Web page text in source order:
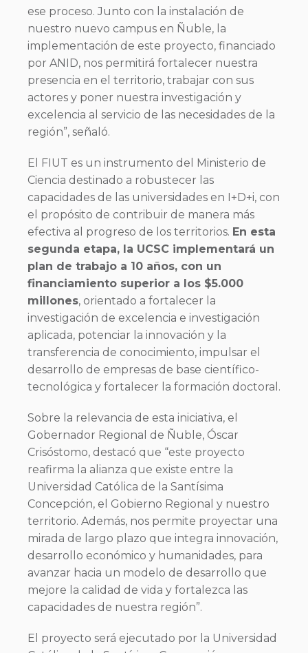
ese proceso. Junto con la instalación de
nuestro nuevo campus en Ñuble, la
implementación de este proyecto, financiado
por ANID, nos permitirá fortalecer nuestra
presencia en el territorio, trabajar con sus
actores y poner nuestra investigación y
excelencia al servicio de las necesidades de la
región”, señaló.
El FIUT es un instrumento del Ministerio de
Ciencia destinado a robustecer las
capacidades de las universidades en I+D+i, con
el propósito de contribuir de manera más
efectiva al progreso de los territorios. En esta
segunda etapa, la UCSC implementará un
plan de trabajo a 10 años, con un
financiamiento superior a los $5.000
millones, orientado a fortalecer la
investigación de excelencia e investigación
aplicada, potenciar la innovación y la
transferencia de conocimiento, impulsar el
desarrollo de empresas de base científico-
tecnológica y fortalecer la formación doctoral.
Sobre la relevancia de esta iniciativa, el
Gobernador Regional de Ñuble, Óscar
Crisóstomo, destacó que “este proyecto
reafirma la alianza que existe entre la
Universidad Católica de la Santísima
Concepción, el Gobierno Regional y nuestro
territorio. Además, nos permite proyectar una
mirada de largo plazo que integra innovación,
desarrollo económico y humanidades, para
avanzar hacia un modelo de desarrollo que
mejore la calidad de vida y fortalezca las
capacidades de nuestra región”.
El proyecto será ejecutado por la Universidad